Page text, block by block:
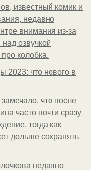
известный комик и
недавно
внимания из-за
озвучкой
колобка.
2023: что нового в
что после
часто почти сразу
тогда как
дольше сохранять
недавно